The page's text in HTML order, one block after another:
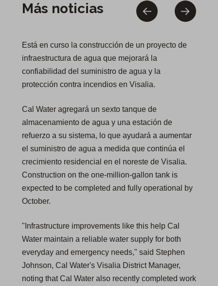
Más noticias
Está en curso la construcción de un proyecto de
infraestructura de agua que mejorará la
confiabilidad del suministro de agua y la
protección contra incendios en Visalia.
Cal Water agregará un sexto tanque de
almacenamiento de agua y una estación de
refuerzo a su sistema, lo que ayudará a aumentar
el suministro de agua a medida que continúa el
crecimiento residencial en el noreste de Visalia.
Construction on the one-million-gallon tank is
expected to be completed and fully operational by
October.
"Infrastructure improvements like this help Cal
Water maintain a reliable water supply for both
everyday and emergency needs," said Stephen
Johnson, Cal Water's Visalia District Manager,
noting that Cal Water also recently completed work